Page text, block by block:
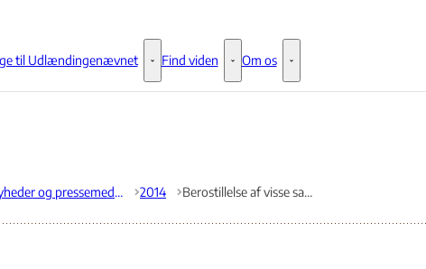
til Udlændingenævnet Klage til Udlændingenævnet - Flere links
Find viden Find viden - Flere links
Om os Om os - Flere links
Nyheder og pressemeddelelser 2014 Berostillelse af visse sager om familiesammenføring vedrørende tyrkiske statsborgere